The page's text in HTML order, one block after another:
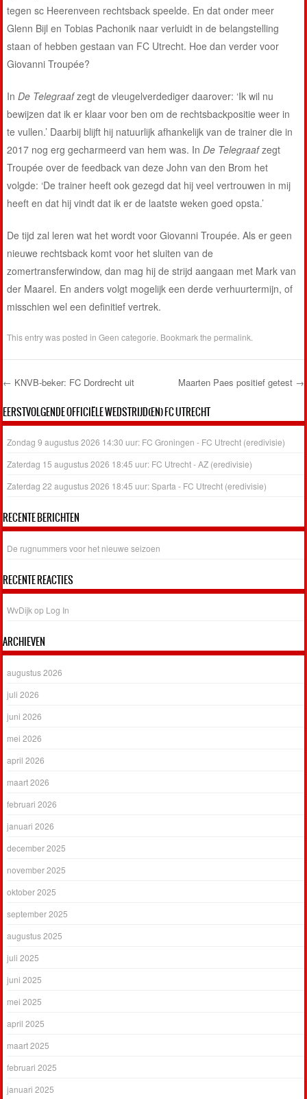
tegen sc Heerenveen rechtsback speelde. En dat onder meer
Glenn Bijl en Tobias Pachonik naar verluidt in de belangstelling
staan of hebben gestaan van FC Utrecht. Hoe dan verder voor
Giovanni Troupée?
InDe Telegraafzegt de vleugelverdediger daarover: ‘Ik wil nu
bewijzen dat ik er klaar voor ben om de rechtsbackpositie weer in
te vullen.’ Daarbij blijft hij natuurlijk afhankelijk van de trainer die in
2017 nog erg gecharmeerd van hem was. InDe Telegraafzegt
Troupée over de feedback van deze John van den Brom het
volgde: ‘De trainer heeft ook gezegd dat hij veel vertrouwen in mij
heeft en dat hij vindt dat ik er de laatste weken goed opsta.’
De tijd zal leren wat het wordt voor Giovanni Troupée. Als er geen
nieuwe rechtsback komt voor het sluiten van de
zomertransferwindow, dan mag hij de strijd aangaan met Mark van
der Maarel. En anders volgt mogelijk een derde verhuurtermijn, of
misschien wel een definitief vertrek.
This entry was posted inGeen categorie . Bookmark thepermalink
Post navigation
← KNVB-beker: FC Dordrecht uit Maarten Paes positief getest →
EERSTVOLGENDE OFFICIËLE WEDSTRIJD(EN) FC UTRECHT
Zondag 9 augustus 2026 14:30 uur: FC Groningen - FC Utrecht (eredivisie)
Zaterdag 15 augustus 2026 18:45 uur: FC Utrecht - AZ (eredivisie)
Zaterdag 22 augustus 2026 18:45 uur: Sparta - FC Utrecht (eredivisie)
RECENTE BERICHTEN
De rugnummers voor het nieuwe seizoen
RECENTE REACTIES
WvDijk op Log In
ARCHIEVEN
augustus 2026
juli 2026
juni 2026
mei 2026
april 2026
maart 2026
februari 2026
januari 2026
december 2025
november 2025
oktober 2025
september 2025
augustus 2025
juli 2025
juni 2025
mei 2025
april 2025
maart 2025
februari 2025
januari 2025